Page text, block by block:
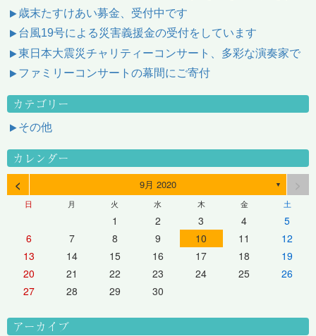
歳末たすけあい募金、受付中です
台風19号による災害義援金の受付をしています
東日本大震災チャリティーコンサート、多彩な演奏家で
ファミリーコンサートの幕間にご寄付
カテゴリー
その他
カレンダー
< 9月 2020 ▼
日 月 火 水 木 金 土
1 2 3 4
5
6
7 8 9 10 11
12
13
14 15 16 17 18
19
20
21 22 23 24 25
26
27
28 29 30
アーカイブ